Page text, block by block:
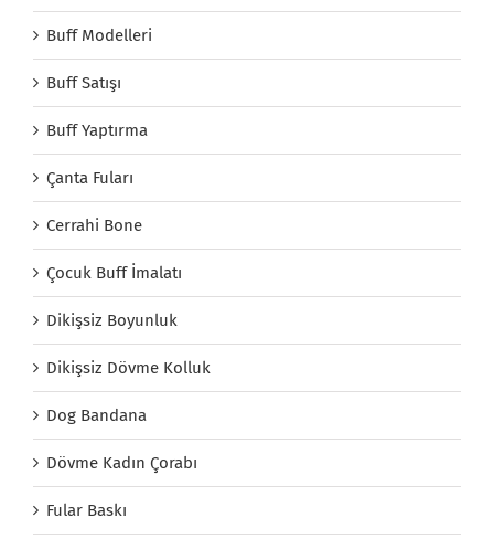
Buff Modelleri
Buff Satışı
Buff Yaptırma
Çanta Fuları
Cerrahi Bone
Çocuk Buff İmalatı
Dikişsiz Boyunluk
Dikişsiz Dövme Kolluk
Dog Bandana
Dövme Kadın Çorabı
Fular Baskı